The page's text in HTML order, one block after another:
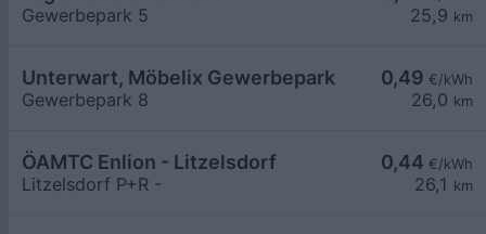
25,9 km
Gewerbepark 5
0,49 €/kWh
26,0 km
Unterwart, Möbelix Gewerbepark
Gewerbepark 8
0,44 €/kWh
26,1 km
ÖAMTC Enlion - Litzelsdorf
Litzelsdorf P+R -